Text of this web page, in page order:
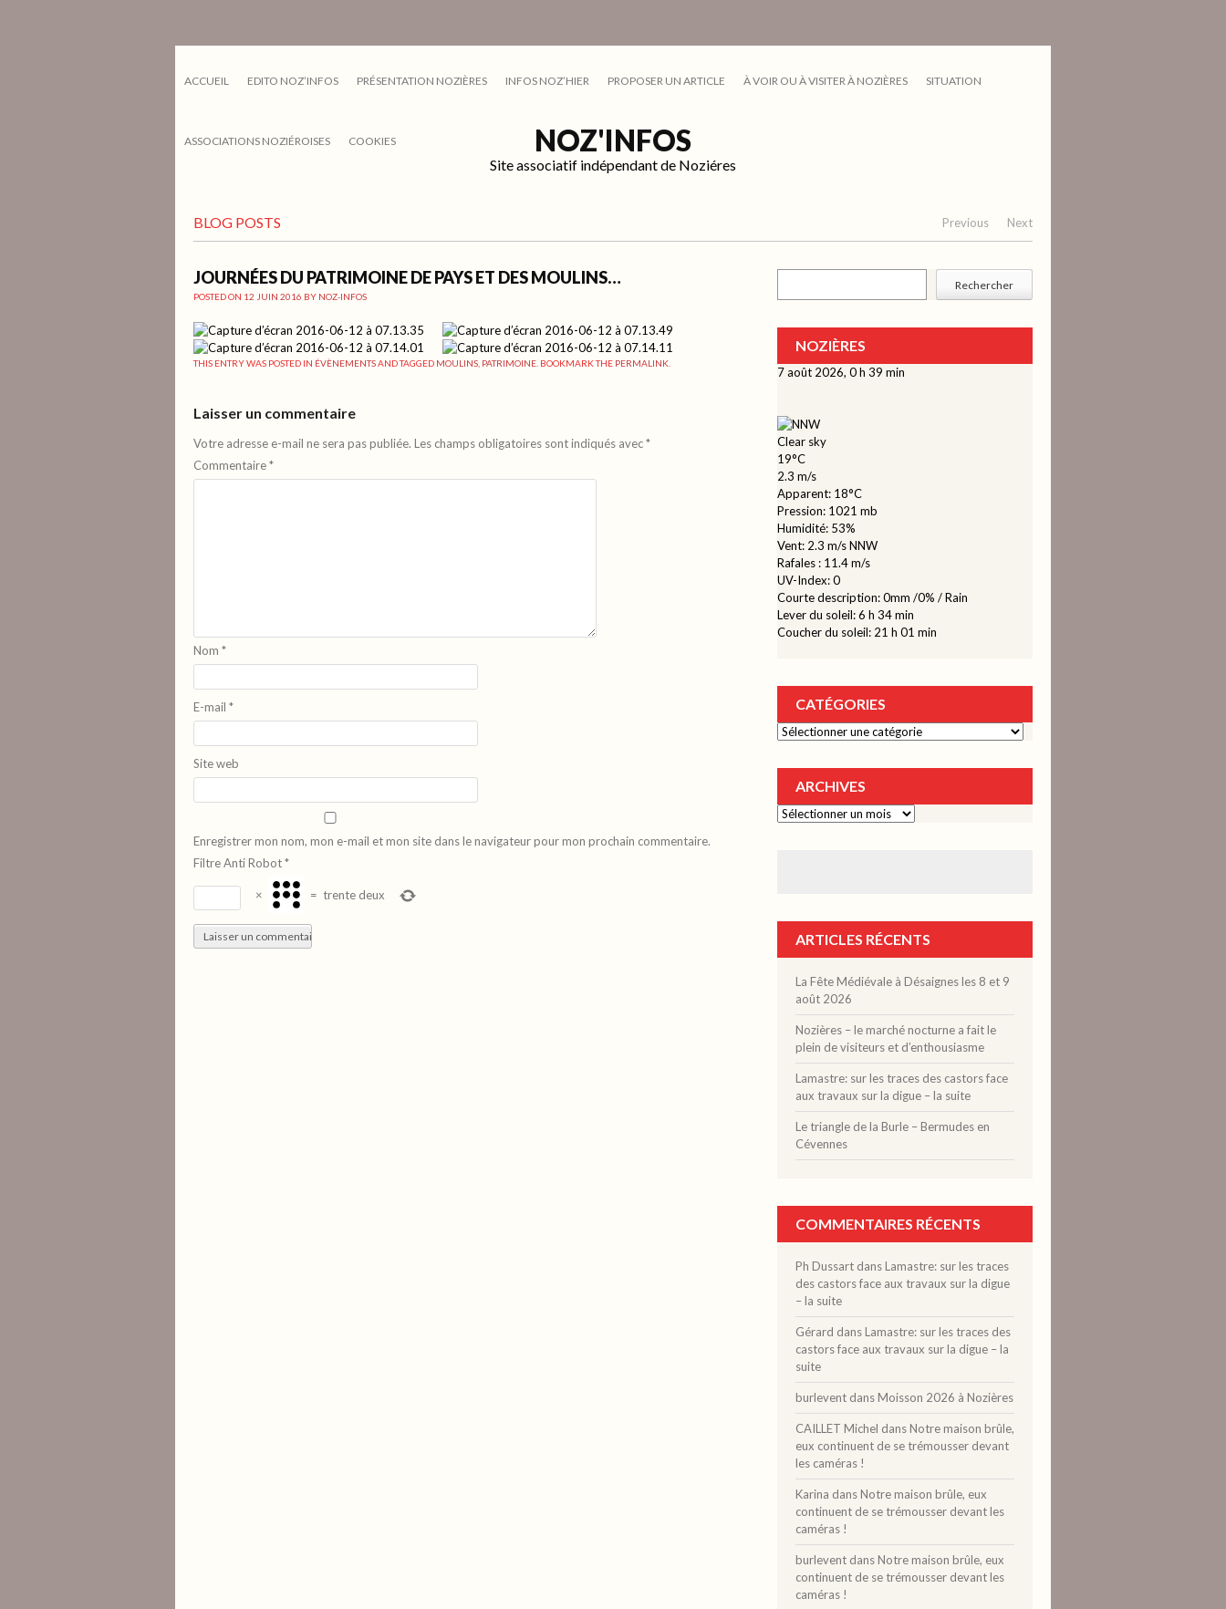
ACCUEIL EDITO NOZ’INFOS PRÉSENTATION NOZIÈRES INFOS NOZ’HIER PROPOSER UN ARTICLE À VOIR OU À VISITER À NOZIÈRES SITUATION
ASSOCIATIONS NOZIÉROISES COOKIES NOZ'INFOS
Site associatif indépendant de Noziéres
BLOG POSTS Previous Next
JOURNÉES DU PATRIMOINE DE PAYS ET DES MOULINS…
POSTED ON 12 JUIN 2016 BY NOZ-INFOS
THIS ENTRY WAS POSTED IN ÉVÈNEMENTSAND TAGGED MOULINS PATRIMOINE . BOOKMARK THE PERMALINK
Laisser un commentaire
Votre adresse e-mail ne sera pas publiée. Les champs obligatoires sont indiqués avec*
Commentaire*
Nom *
E-mail *
Site web
Enregistrer mon nom, mon e-mail et mon site dans le navigateur pour mon prochain commentaire.
Filtre Anti Robot*
× = trente deux
Rechercher
NOZIÈRES
7 août 2026, 0 h 39 min
Clear sky
19°C
2.3 m/s
Apparent: 18°C
Pression: 1021 mb
Humidité: 53%
Vent: 2.3 m/s NNW
Rafales : 11.4 m/s
UV-Index: 0
Courte description:0mm /0% /Rain
Lever du soleil: 6 h 34 min
Coucher du soleil: 21 h 01 min
CATÉGORIES
Catégories
ARCHIVES
Archives
ARTICLES RÉCENTS
La Fête Médiévale à Désaignes les 8 et 9
août 2026
Nozières – le marché nocturne a fait le
plein de visiteurs et d’enthousiasme
Lamastre: sur les traces des castors face
aux travaux sur la digue – la suite
Le triangle de la Burle – Bermudes en
Cévennes
COMMENTAIRES RÉCENTS
Ph Dussart dansLamastre: sur les traces
des castors face aux travaux sur la digue
– la suite
Gérard dansLamastre: sur les traces des
castors face aux travaux sur la digue – la
suite
burlevent dansMoisson 2026 à Nozières
CAILLET Michel dansNotre maison brûle,
eux continuent de se trémousser devant
les caméras !
Karina dansNotre maison brûle, eux
continuent de se trémousser devant les
caméras !
burlevent dansNotre maison brûle, eux
continuent de se trémousser devant les
caméras !